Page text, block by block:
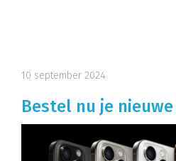
10 september 2024
Bestel nu je